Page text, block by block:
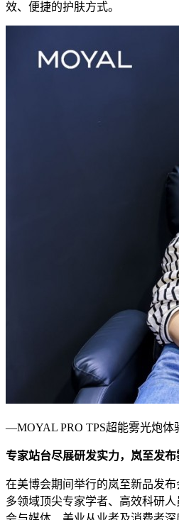
效、便捷的护肤方式。
—MOYAL PRO TPS超能雾光炮
专家站台尽展研发实力，岚至发
在美博会期间举行的岚至新品发
多领域顶尖专家学者、高效科研